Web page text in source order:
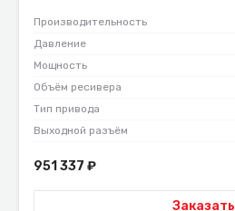
Производительность
Давление
Мощность
Объём ресивера
Тип привода
Выходной разъём
951 337 ₽
Заказать